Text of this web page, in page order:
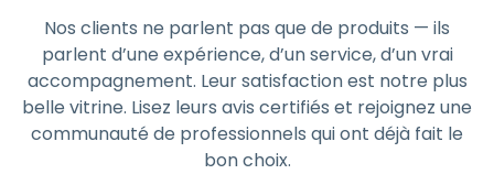
Nos clients ne parlent pas que de produits — ils
parlent d’une expérience, d’un service, d’un vrai
accompagnement. Leur satisfaction est notre plus
belle vitrine. Lisez leurs avis certifiés et rejoignez une
communauté de professionnels qui ont déjà fait le
bon choix.